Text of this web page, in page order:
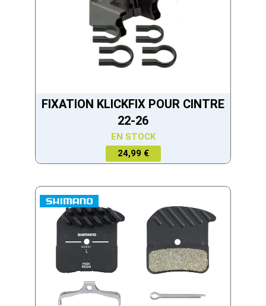
FIXATION KLICKFIX POUR CINTRE
22-26
EN STOCK
24,99 €